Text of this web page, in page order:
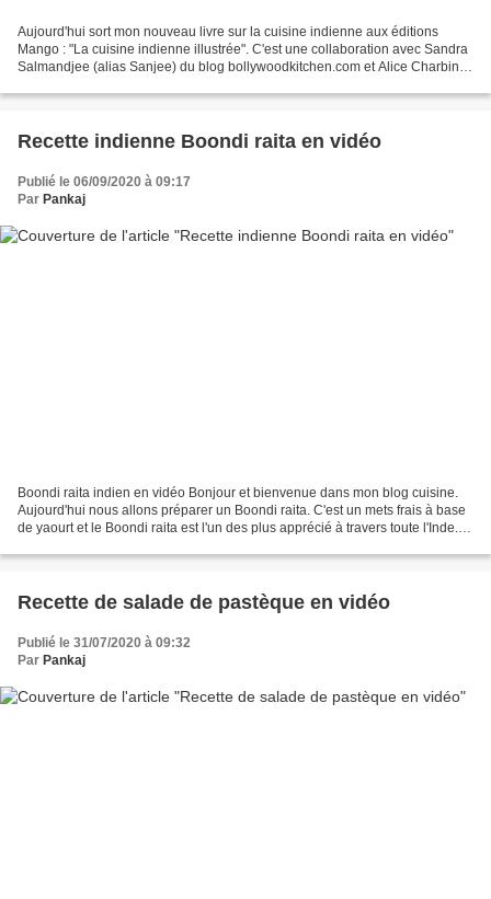
Aujourd'hui sort mon nouveau livre sur la cuisine indienne aux éditions
Mango : "La cuisine indienne illustrée". C'est une collaboration avec Sandra
Salmandjee (alias Sanjee) du blog bollywoodkitchen.com et Alice Charbin
Recette indienne Boondi raita en vidéo
Publié le 06/09/2020 à 09:17
Par Pankaj
Boondi raita indien en vidéo Bonjour et bienvenue dans mon blog cuisine.
Aujourd'hui nous allons préparer un Boondi raita. C'est un mets frais à base
de yaourt et le Boondi raita est l'un des plus apprécié à travers toute l'Inde.
Recette de salade de pastèque en vidéo
Publié le 31/07/2020 à 09:32
Par Pankaj